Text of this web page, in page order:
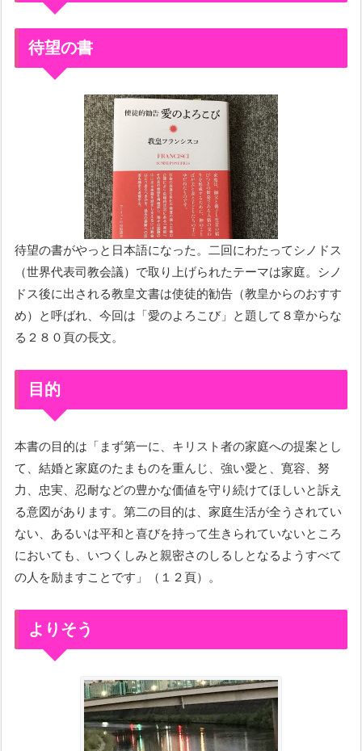
待望の書
待望の書がやっと日本語になった。二回にわたってシノドス
（世界代表司教会議）で取り上げられたテーマは家庭。シノ
ドス後に出される教皇文書は使徒的勧告（教皇からのおすす
め）と呼ばれ、今回は「愛のよろこび」と題して８章からな
る２８０頁の長文。
目的
本書の目的は「まず第一に、キリスト者の家庭への提案とし
て、結婚と家庭のたまものを重んじ、強い愛と、寛容、努
力、忠実、忍耐などの豊かな価値を守り続けてほしいと訴え
る意図があります。第二の目的は、家庭生活が全うされてい
ない、あるいは平和と喜びを持って生きられていないところ
においても、いつくしみと親密さのしるしとなるようすべて
の人を励ますことです」（１２頁）。
よりそう